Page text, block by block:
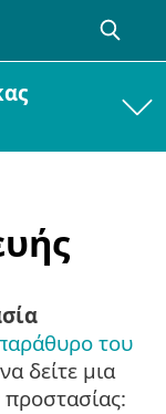
του
δείτε μια